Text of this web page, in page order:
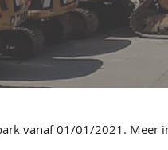
vanaf 01/01/2021. Meer